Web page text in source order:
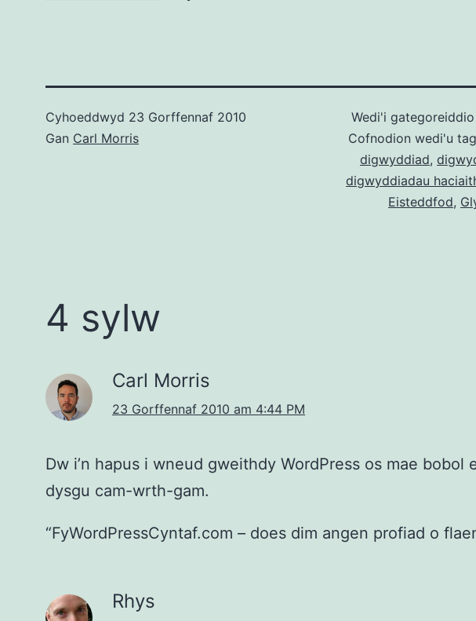
Cyhoeddwyd 23 Gorffennaf 2010
Gan Carl Morris
Wedi'i
Cofnodion wedi'u
digwyddiad,
digwyddiadau
Eisteddfod,
4 sylw
Carl Morris
23 Gorffennaf 2010 am 4:44 PM
Dw i’n hapus i wneud gweithdy WordPress os mae bobol
dysgu cam-wrth-gam.
“FyWordPressCyntaf.com – does dim angen profiad o
Rhys